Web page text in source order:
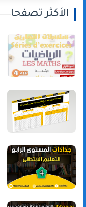
الأكثر تصفحا